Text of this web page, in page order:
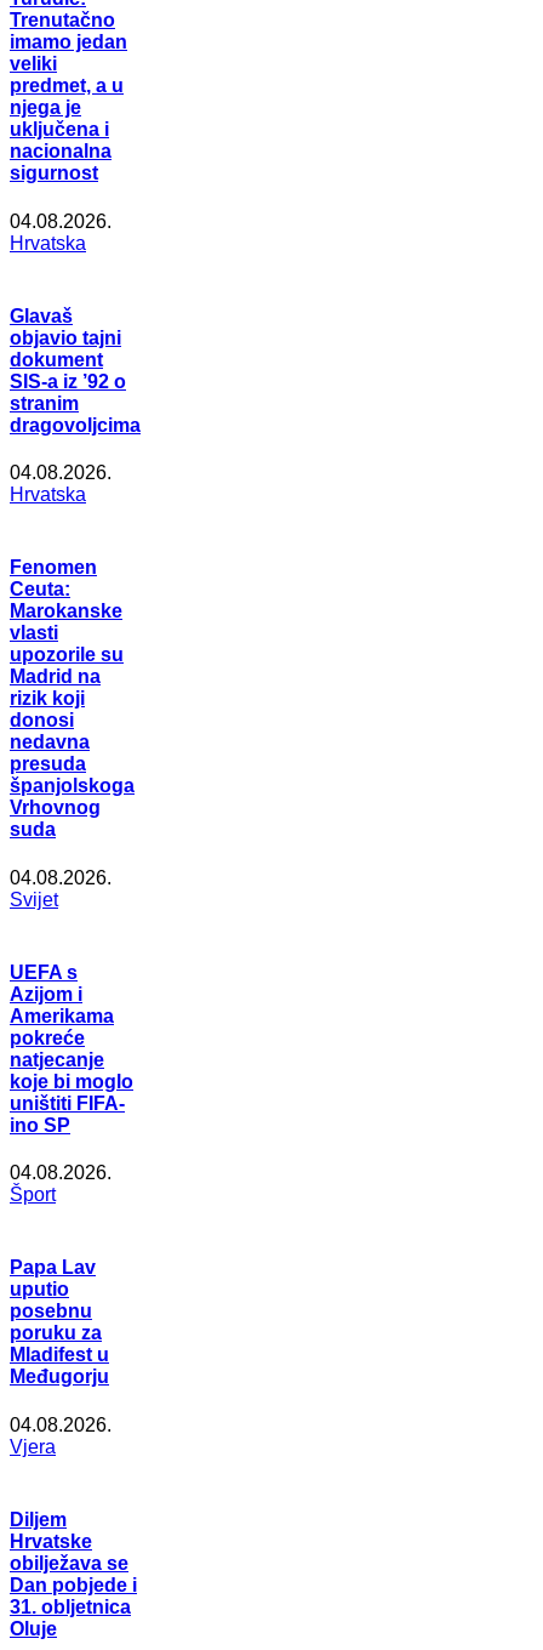
Trenutačno
imamo jedan
veliki
predmet, a u
njega je
uključena i
nacionalna
sigurnost
04.08.2026.
Hrvatska
Glavaš
objavio tajni
dokument
SIS-a iz ’92 o
stranim
dragovoljcima
04.08.2026.
Hrvatska
Fenomen
Ceuta:
Marokanske
vlasti
upozorile su
Madrid na
rizik koji
donosi
nedavna
presuda
španjolskoga
Vrhovnog
suda
04.08.2026.
Svijet
UEFA s
Azijom i
Amerikama
pokreće
natjecanje
koje bi moglo
uništiti FIFA-
ino SP
04.08.2026.
Šport
Papa Lav
uputio
posebnu
poruku za
Mladifest u
Međugorju
04.08.2026.
Vjera
Diljem
Hrvatske
obilježava se
Dan pobjede i
31. obljetnica
Oluje